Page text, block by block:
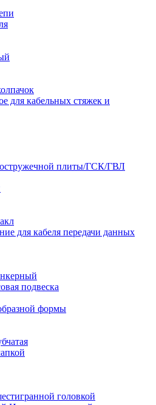
для кабельных стяжек и
плиты/ГСК/ГВЛ
для кабеля передачи данных
подвеска
формы
головкой